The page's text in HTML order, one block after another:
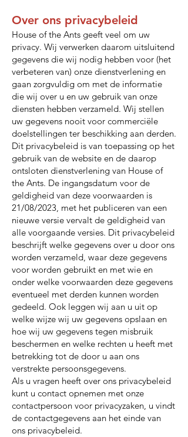
Over ons privacybeleid
House of the Ants geeft veel om uw
privacy. Wij verwerken daarom uitsluitend
gegevens die wij nodig hebben voor (het
verbeteren van) onze dienstverlening en
gaan zorgvuldig om met de informatie
die wij over u en uw gebruik van onze
diensten hebben verzameld. Wij stellen
uw gegevens nooit voor commerciële
doelstellingen ter beschikking aan derden.
Dit privacybeleid is van toepassing op het
gebruik van de website en de daarop
ontsloten dienstverlening van House of
the Ants. De ingangsdatum voor de
geldigheid van deze voorwaarden is
21/08/2023, met het publiceren van een
nieuwe versie vervalt de geldigheid van
alle voorgaande versies. Dit privacybeleid
beschrijft welke gegevens over u door ons
worden verzameld, waar deze gegevens
voor worden gebruikt en met wie en
onder welke voorwaarden deze gegevens
eventueel met derden kunnen worden
gedeeld. Ook leggen wij aan u uit op
welke wijze wij uw gegevens opslaan en
hoe wij uw gegevens tegen misbruik
beschermen en welke rechten u heeft met
betrekking tot de door u aan ons
verstrekte persoonsgegevens.
Als u vragen heeft over ons privacybeleid
kunt u contact opnemen met onze
contactpersoon voor privacyzaken, u vindt
de contactgegevens aan het einde van
ons privacybeleid.